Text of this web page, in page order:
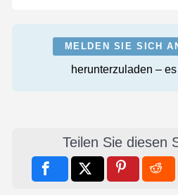
MELDEN SIE SICH
herunterzuladen –
Teilen Sie diesen